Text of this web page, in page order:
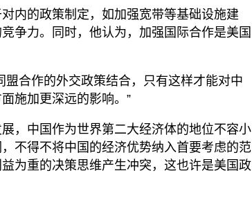
内的政策制定，如加强宽带等基础设施建
争力。同时，他认为，加强国际合作是美国
盟合作的外交政策结合，只有这样才能对中
施加更深远的影响。”
，中国作为世界第二大经济体的地位不容小
不得不将中国的经济优势纳入首要考虑的范
为重的决策思维产生冲突，这也许是美国政